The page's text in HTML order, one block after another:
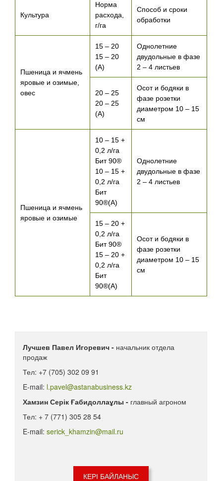
Культура
Норма
расхода,
г/га
Способ и сроки
обработки
Пшеница и ячмень
яровые и озимые,
овес
15 – 20
15 – 20
(А)
Однолетние
двудольные в фазе
2 – 4 листьев
20 – 25
20 – 25
(А)
Осот и бодяки в
фазе розетки
диаметром 10 – 15
см
Пшеница и ячмень
яровые и озимые
10 – 15 +
0,2 л/га
Бит 90®
10 – 15 +
0,2 л/га
Бит
90®(А)
Однолетние
двудольные в фазе
2 – 4 листьев
15 – 20 +
0,2 л/га
Бит 90®
15 – 20 +
0,2 л/га
Бит
90®(А)
Осот и бодяки в
фазе розетки
диаметром 10 – 15
см
Лучшев Павел Игоревич - начальник отдела
продаж
Тел: +7 (705) 302 09 91
E-mail: l.pavel@astanabusiness.kz
Хамзин Серік Ғабидоллаұлы - главный агроном
Тел: + 7 (771) 305 28 54
E-mail: serick_khamzin@mail.ru
КЕРІ БАЙЛАНЫС